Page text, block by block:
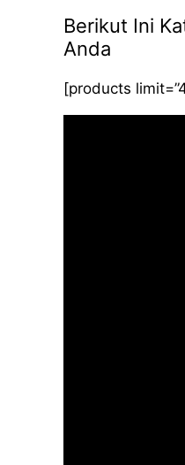
Berikut Ini
Anda
[products